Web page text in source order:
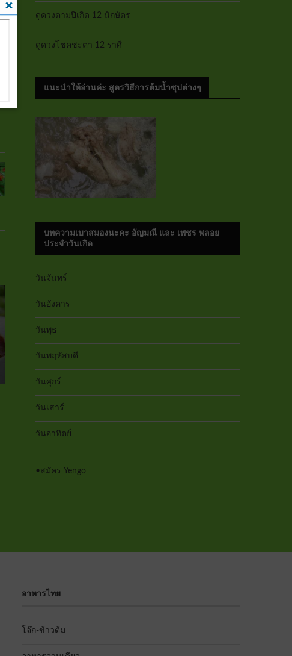
ดูดวงตามปีเกิด 12 นักษัตร
ดูดวงโชคชะตา 12 ราศี
แนะนำให้อ่านค่ะ สูตรวิธีการต้มน้ำซุปต่างๆ
บทความเบาสมองนะคะ อัญมณี และ เพชร พลอย
ประจำวันเกิด
วันจันทร์
วันอังคาร
วันพุธ
วันพฤหัสบดี
วันศุกร์
วันเสาร์
วันอาทิตย์
•สมัคร Yengo
อาหารไทย
โจ๊ก-ข้าวต้ม